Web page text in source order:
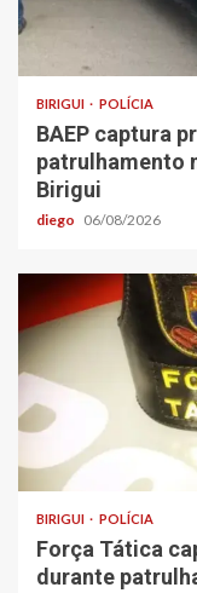
BIRIGUI POLÍCIA
BAEP captura
patrulhamento
Birigui
diego 06/08/2026
BIRIGUI POLÍCIA
Força Tática
durante